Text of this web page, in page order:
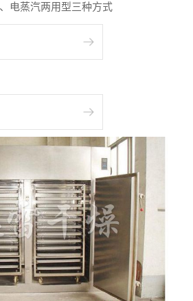
电蒸汽两用型三种方式